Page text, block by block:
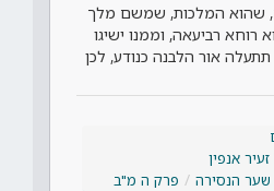
שהוא המלכות, שמשם מלך
רוחא רביעאה, וממנו ישיגו
תתעלה אור הלבנה כנודע, לכן
אנפין
הנסירה
פרק ה מ"ב